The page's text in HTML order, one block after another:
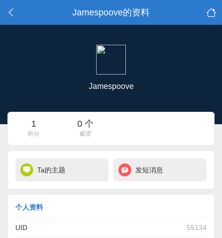
Jamespoove的资料
Jamespoove
1
积分
0 个
威望
Ta的主题 发短消息
个人资料
UID 55134